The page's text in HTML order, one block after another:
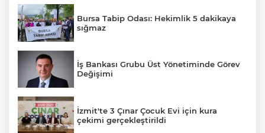
Bursa Tabip Odası: Hekimlik 5 dakikaya
sığmaz
İş Bankası Grubu Üst Yönetiminde Görev
Değişimi
İzmit'te 3 Çınar Çocuk Evi için kura
çekimi gerçekleştirildi